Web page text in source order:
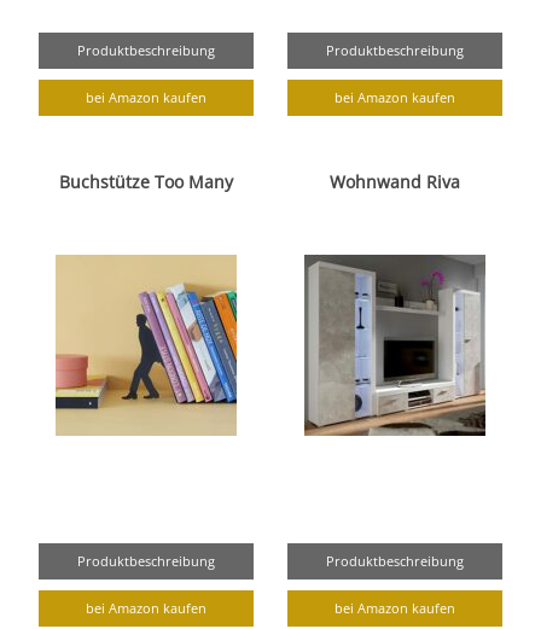
Produktbeschreibung
bei Amazon kaufen
Produktbeschreibung
bei Amazon kaufen
Buchstütze Too Many
Produktbeschreibung
bei Amazon kaufen
Wohnwand Riva
Produktbeschreibung
bei Amazon kaufen